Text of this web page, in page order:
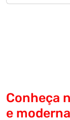
Conheça
e